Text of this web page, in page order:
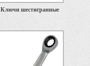
Ключи шестигранные